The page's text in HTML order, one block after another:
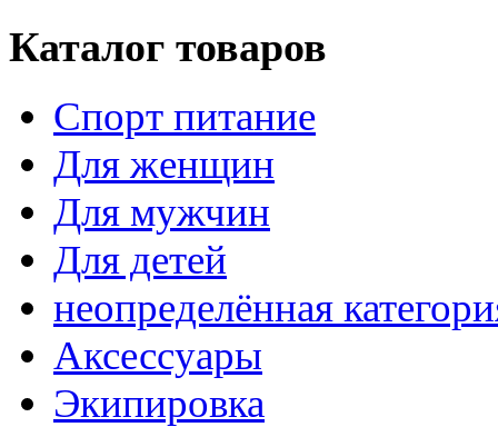
Каталог товаров
Спорт питание
Для женщин
Для мужчин
Для детей
неопределённая
Аксессуары
Экипировка